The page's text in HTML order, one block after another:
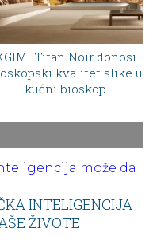
Bang & Olufsen vraća
legendu iz 1985.
Audio ikona od 30.000
svakog kolekcionara
INTELIGENCIJA
ŽIVOTE